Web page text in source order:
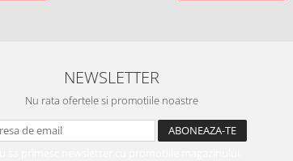
NEWSLETTER
Nu rata ofertele si promotiile noastre
sa primesc newsletter cu promotiile magazinului.